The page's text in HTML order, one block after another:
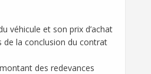
véhicule et son prix d’achat
de la conclusion du contrat
des redevances